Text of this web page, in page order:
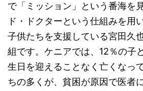
で「ミッション」という番海を
ド・ドクターという仕組みを用
子供たちを支援している宮田久
組です。ケニアでは、12％の子
生日を迎えることなく亡くなっ
ちの多くが、貧困が原因で医者